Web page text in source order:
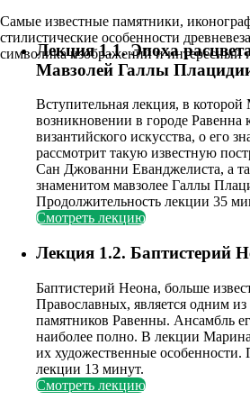
Самые известные памятники,
стилистические особенности
символика изображений и интересный
Лекция 1.1. Эпоха
Мавзолей Галлы
Вступительная лекция, в
возникновении в городе Равенна
византийского искусства, о его
рассмотрит такую известную
Сан Джованни Еванджелиста, а
знаменитом мавзолее Галлы
Продолжительность лекции 35
Смотреть лекцию
Лекция 1.2. Баптистерий
Баптистерий Неона, больше
Православных, является одним
памятников Равенны. Ансамбль
наиболее полно. В лекции
их художественные особенности.
лекции 13 минут.
Смотреть лекцию